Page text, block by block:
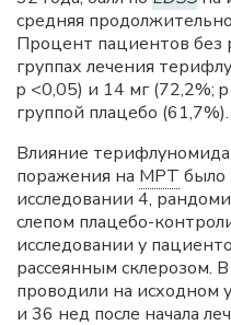
средняя
Процент пациентов
группах лечения
p <0,05) и 14 мг (72,2%;
группой плацебо (61,7%).
Влияние терифлуномида
поражения на МРТ было
исследовании 4,
слепом плацебо-
исследовании у
рассеянным склерозом.
проводили на исходном
и 36 нед после начала